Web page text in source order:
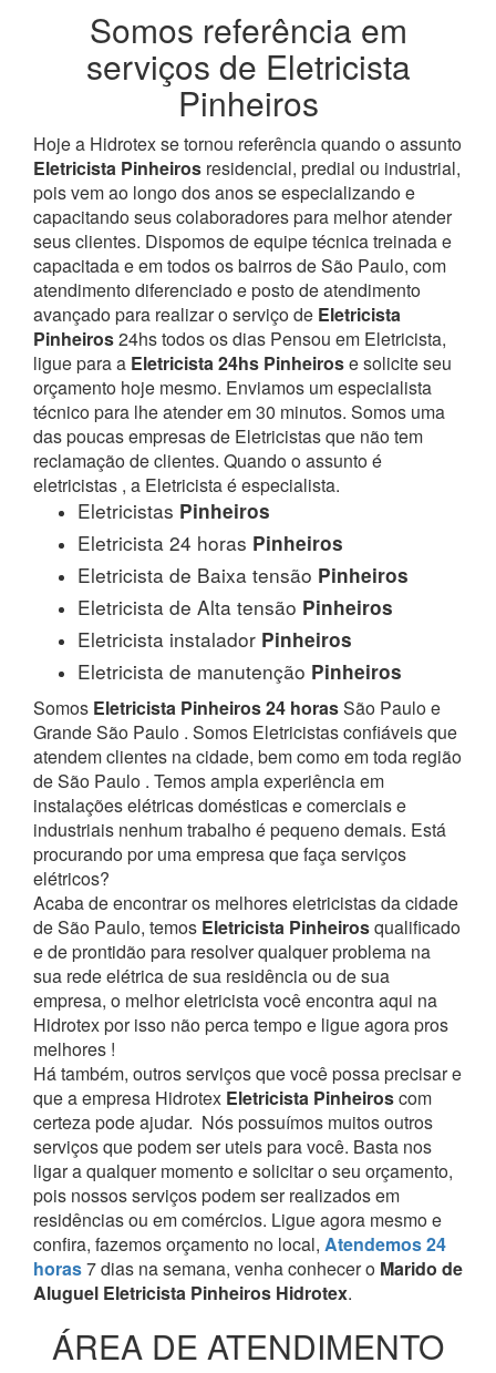
Somos referência em
serviços de Eletricista
Pinheiros
Hoje a Hidrotex se tornou referência quando o assunto
Eletricista Pinheiros residencial, predial ou industrial,
pois vem ao longo dos anos se especializando e
capacitando seus colaboradores para melhor atender
seus clientes. Dispomos de equipe técnica treinada e
capacitada e em todos os bairros de São Paulo, com
atendimento diferenciado e posto de atendimento
avançado para realizar o serviço de Eletricista
Pinheiros24hs todos os dias Pensou em Eletricista,
ligue para a Eletricista 24hs Pinheirose solicite seu
orçamento hoje mesmo. Enviamos um especialista
técnico para lhe atender em 30 minutos. Somos uma
das poucas empresas de Eletricistas que não tem
reclamação de clientes. Quando o assunto é
eletricistas , a Eletricista é especialista.
Eletricistas Pinheiros
Eletricista 24 horas Pinheiros
Eletricista de Baixa tensão Pinheiros
Eletricista de Alta tensão Pinheiros
Eletricista instalador Pinheiros
Eletricista de manutenção Pinheiros
Somos Eletricista Pinheiros 24 horasSão Paulo e
Grande São Paulo . Somos Eletricistas confiáveis que
atendem clientes na cidade, bem como em toda região
de São Paulo . Temos ampla experiência em
instalações elétricas domésticas e comerciais e
industriais nenhum trabalho é pequeno demais. Está
procurando por uma empresa que faça serviços
elétricos?
Acaba de encontrar os melhores eletricistas da cidade
de São Paulo, temos Eletricista Pinheirosqualificado
e de prontidão para resolver qualquer problema na
sua rede elétrica de sua residência ou de sua
empresa, o melhor eletricista você encontra aqui na
Hidrotex por isso não perca tempo e ligue agora pros
melhores !
Há também, outros serviços que você possa precisar e
que a empresa Hidrotex Eletricista Pinheiroscom
certeza pode ajudar. Nós possuímos muitos outros
serviços que podem ser uteis para você. Basta nos
ligar a qualquer momento e solicitar o seu orçamento,
pois nossos serviços podem ser realizados em
residências ou em comércios. Ligue agora mesmo e
confira, fazemos orçamento no local, Atendemos 24
horas7 dias na semana, venha conhecer o Marido de
Aluguel Eletricista Pinheiros Hidrotex.
ÁREA DE ATENDIMENTO